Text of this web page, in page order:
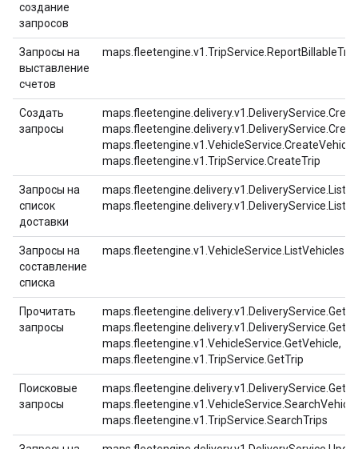
создание
запросов
Запросы на
выставление
счетов
maps.fleetengine.v1.TripService.ReportBillableTrip
Создать
запросы
maps.fleetengine.v1.VehicleService.CreateVehicle,
maps.fleetengine.v1.TripService.CreateTrip
Запросы на
список
доставки
Запросы на
составление
списка
maps.fleetengine.v1.VehicleService.ListVehicles
Прочитать
запросы
maps.fleetengine.v1.VehicleService.GetVehicle,
maps.fleetengine.v1.TripService.GetTrip
Поисковые
запросы
maps.fleetengine.v1.TripService.SearchTrips